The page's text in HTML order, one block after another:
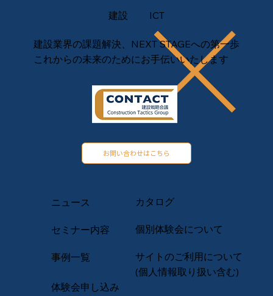
建設 ICT
建設業界の課題解決、NEXT STAGEへの第一歩
これからの未来のためにお手伝いいたします
お問い合わせはこちら
ニュース
セミナー内容
​体験会申し込み
事例一覧
カタログ
サイトのご利用について
(個人情報取り扱い含む)
​個別体験会について